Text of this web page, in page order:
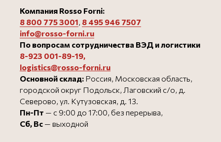
Компания Rosso Forni:
8 800 775 3001, 8 495 946 7507
info@rosso-forni.ru
По вопросам сотрудничества ВЭД и логистики
8-923 001-89-19,
logistics@rosso-forni.ru
Основной склад: Россия, Московская область,
городской округ Подольск, Лаговский с/о, д.
Северово, ул. Кутузовская, д. 13.
Пн-Пт — с 9:00 до 17:00, без перерыва,
Сб, Вс — выходной